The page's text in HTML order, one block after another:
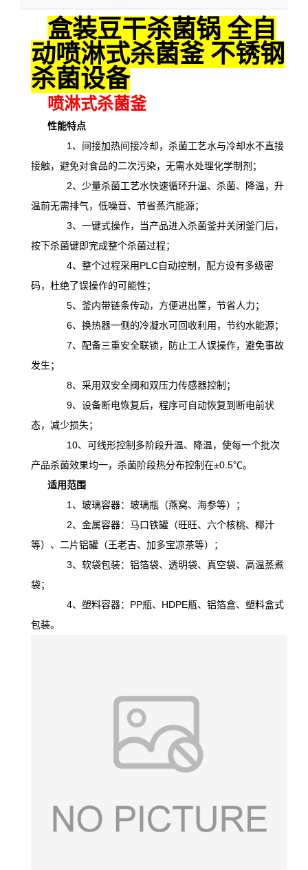
盒装豆干杀菌锅 全自
动喷淋式杀菌釜 不锈钢
杀菌设备
喷淋式杀菌釜
性能特点
1、间接加热间接冷却，杀菌工艺水与冷却水不直接
接触，避免对食品的二次污染，无需水处理化学制剂；
2、少量杀菌工艺水快速循环升温、杀菌、降温，升
温前无需排气，低噪音、节省蒸汽能源；
3、一键式操作，当产品进入杀菌釜并关闭釜门后，
按下杀菌键即完成整个杀菌过程；
4、整个过程采用PLC自动控制，配方设有多级密
码，杜绝了误操作的可能性；
5、釜内带链条传动，方便进出筐，节省人力；
6、换热器一侧的冷凝水可回收利用，节约水能源；
7、配备三重安全联锁，防止工人误操作，避免事故
发生；
8、采用双安全阀和双压力传感器控制；
9、设备断电恢复后，程序可自动恢复到断电前状
态，减少损失；
10、可线形控制多阶段升温、降温， 使每一个批次
产品杀菌效果均一，杀菌阶段热分布控制在±0.5℃。
适用范围
1、玻璃容器：玻璃瓶（燕窝、海参等）；
2、金属容器：马口铁罐（旺旺、六个核桃、椰汁
等）、二片铝罐（王老吉、加多宝凉茶等）；
3、软袋包装：铝箔袋、透明袋、真空袋、高温蒸煮
袋；
4、塑料容器：PP瓶、HDPE瓶、铝箔盒、塑料盒式
包装。